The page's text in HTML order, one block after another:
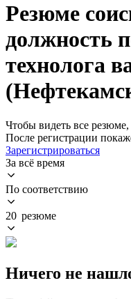
Резюме
должность
технолога
Чтобы видеть все резюме,
После регистрации
Зарегистрироваться
За всё время
По соответствию
20 резюме
Ничего не